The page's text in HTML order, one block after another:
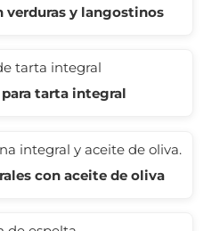
verduras y langostinos
para tarta integral
con aceite de oliva